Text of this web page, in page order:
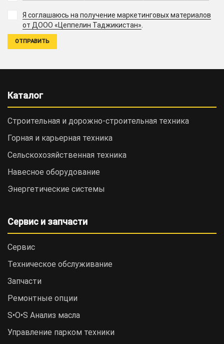
Я соглашаюсь на получение маркетинговых материалов
от ДООО «Цеппелин Таджикистан».
Каталог
Строительная и дорожно-cтроительная техника
Горная и карьерная техника
Сельскохозяйственная техника
Навесное оборудование
Энергетические системы
Сервис и запчасти
Сервис
Техническое обслуживание
Запчасти
Ремонтные опции
S•O•S Анализ масла
Управление парком техники